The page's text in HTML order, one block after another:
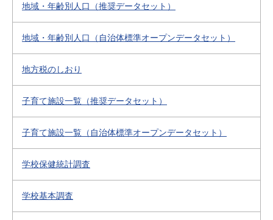
地域・年齢別人口（推奨データセット）
地域・年齢別人口（自治体標準オープンデータセット）
地方税のしおり
子育て施設一覧（推奨データセット）
子育て施設一覧（自治体標準オープンデータセット）
学校保健統計調査
学校基本調査